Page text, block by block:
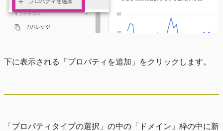
下に表示される「プロパティを追加」をクリックします。
「プロパティタイプの選択」の中の「ドメイン」枠の中に新